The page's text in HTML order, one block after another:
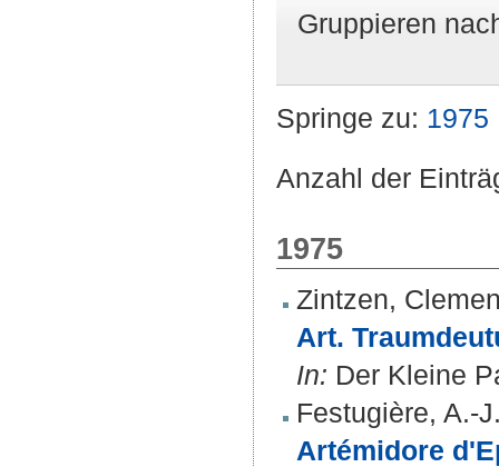
Gruppieren
Springe zu: 1975
Anzahl der
1975
Zintzen,
Art.
In: Der Kleine
Festugière, A.-
Artémidore